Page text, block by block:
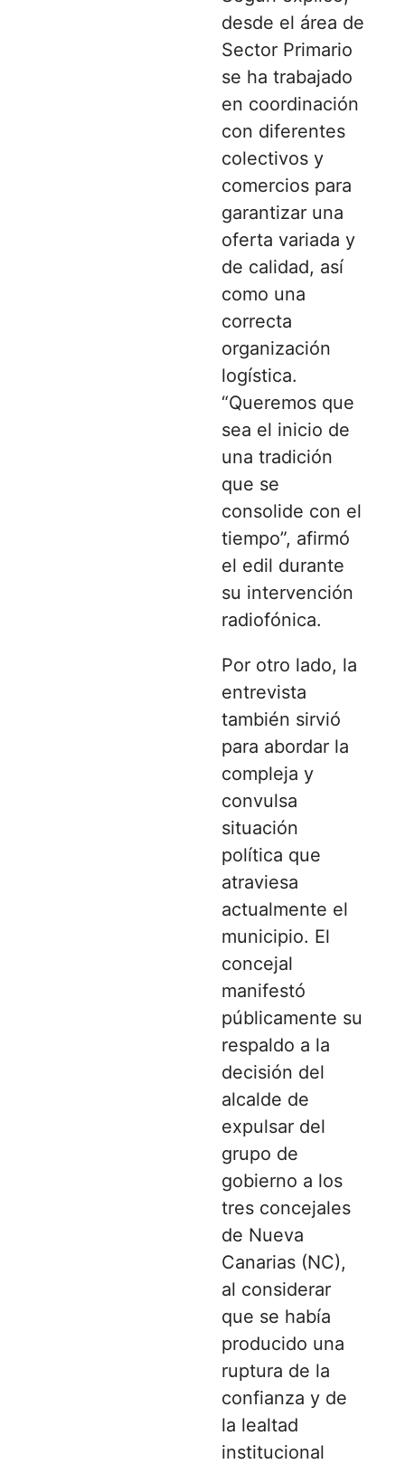
desde el área de
Sector Primario
se ha trabajado
en coordinación
con diferentes
colectivos y
comercios para
garantizar una
oferta variada y
de calidad, así
como una
correcta
organización
logística.
“Queremos que
sea el inicio de
una tradición
que se
consolide con el
tiempo”, afirmó
el edil durante
su intervención
radiofónica.
Por otro lado, la
entrevista
también sirvió
para abordar la
compleja y
convulsa
situación
política que
atraviesa
actualmente el
municipio. El
concejal
manifestó
públicamente su
respaldo a la
decisión del
alcalde de
expulsar del
grupo de
gobierno a los
tres concejales
de Nueva
Canarias (NC),
al considerar
que se había
producido una
ruptura de la
confianza y de
la lealtad
institucional